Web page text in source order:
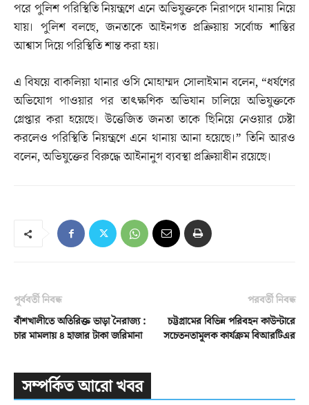
পরে পুলিশ পরিস্থিতি নিয়ন্ত্রণে এনে অভিযুক্তকে নিরাপদে থানায় নিয়ে
যায়। পুলিশ বলছে, জনতাকে আইনগত প্রক্রিয়ায় সর্বোচ্চ শাস্তির
আশ্বাস দিয়ে পরিস্থিতি শান্ত করা হয়।
এ বিষয়ে বাকলিয়া থানার ওসি মোহাম্মদ সোলাইমান বলেন, “ধর্ষণের
অভিযোগ পাওয়ার পর তাৎক্ষণিক অভিযান চালিয়ে অভিযুক্তকে
গ্রেপ্তার করা হয়েছে। উত্তেজিত জনতা তাকে ছিনিয়ে নেওয়ার চেষ্টা
করলেও পরিস্থিতি নিয়ন্ত্রণে এনে থানায় আনা হয়েছে।” তিনি আরও
বলেন, অভিযুক্তের বিরুদ্ধে আইনানুগ ব্যবস্থা প্রক্রিয়াধীন রয়েছে।
পূর্ববর্তী নিবন্ধ
বাঁশখালীতে অতিরিক্ত ভাড়া নৈরাজ্য :
চার মামলায় ৪ হাজার টাকা জরিমানা
পরবর্তী নিবন্ধ
চট্টগ্রামের বিভিন্ন পরিবহন কাউন্টারে
সচেতনতামূলক কার্যক্রম বিআরটিএর
সম্পর্কিত আরো খবর